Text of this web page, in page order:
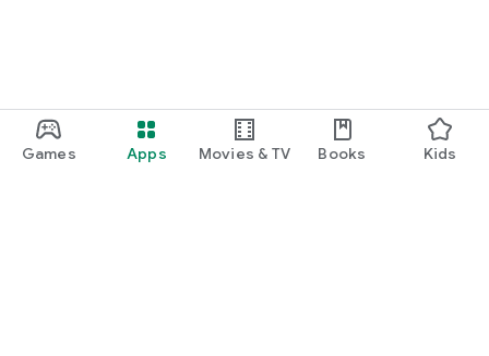
Games Apps Movies & TV Books Kids